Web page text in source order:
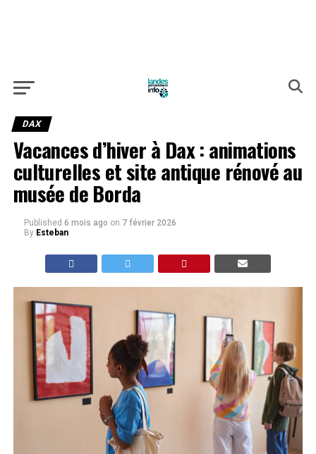
DAX
Vacances d’hiver à Dax : animations
culturelles et site antique rénové au
musée de Borda
Published 6 mois ago on 7 février 2026
By Esteban